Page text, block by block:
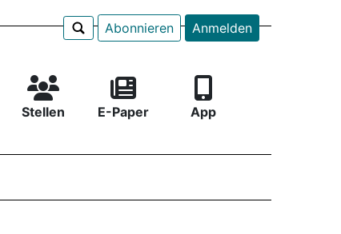
Abonnieren Anmelden
Stellen E-Paper App